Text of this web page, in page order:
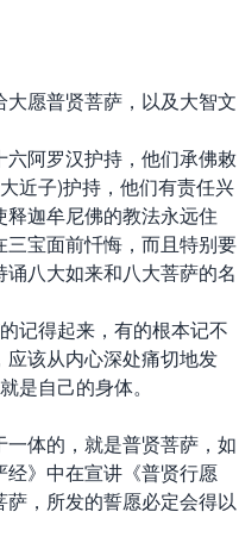
愿普贤菩萨，以及大智文
阿罗汉护持，他们承佛敕
近子)护持，他们有责任兴
迦牟尼佛的教法永远住
宝面前忏悔，而且特别要
八大如来和八大菩萨的名
记得起来，有的根本记不
该从内心深处痛切地发
是自己的身体。
体的，就是普贤菩萨，如
》中在宣讲《普贤行愿
，所发的誓愿必定会得以